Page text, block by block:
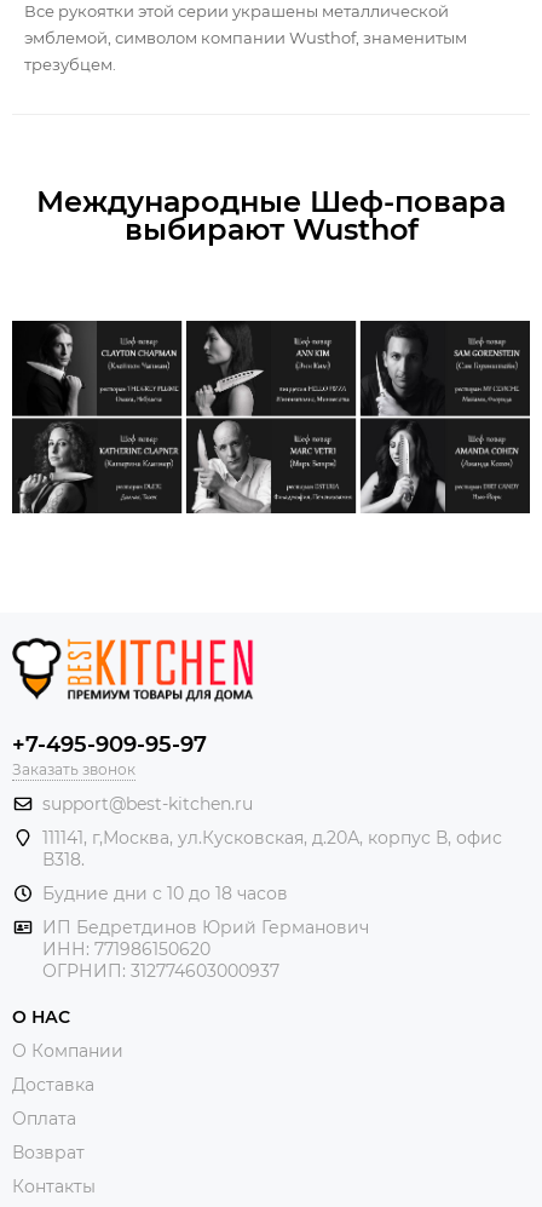
Все рукоятки этой серии украшены металлической
эмблемой, символом компании Wusthof, знаменитым
трезубцем.
Международные Шеф-повара
выбирают Wusthof
+7-495-909-95-97
Заказать звонок
support@best-kitchen.ru
111141, г,Москва, ул.Кусковская, д.20А, корпус В, офис
В318.
Будние дни с 10 до 18 часов
ИП Бедретдинов Юрий Германович
ИНН: 771986150620
ОГРНИП: 312774603000937
О НАС
О Компании
Доставка
Оплата
Возврат
Контакты